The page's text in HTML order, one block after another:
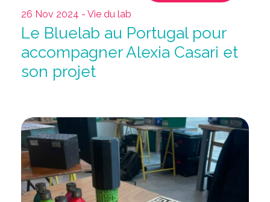
26 Nov 2024 - Vie du lab
Le Bluelab au Portugal pour
accompagner Alexia Casari et
son projet